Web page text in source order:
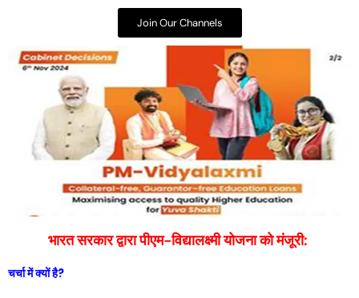
Join Our Channels
भारत सरकार द्वारा पीएम-विद्यालक्ष्मी योजना को मंजूरी:
चर्चा में क्यों है?